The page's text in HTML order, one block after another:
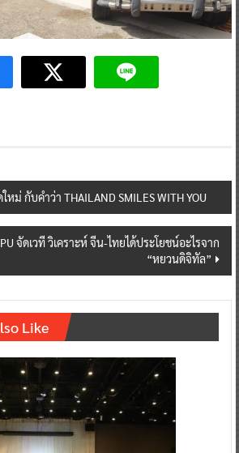
หม่ กับคำว่า THAILAND SMILES WITH YOU
จัดเวที วิเคราะห์ จีน-ไทยได้ประโยชน์อะไรจาก
“หยวนดิจิทัล”
Like